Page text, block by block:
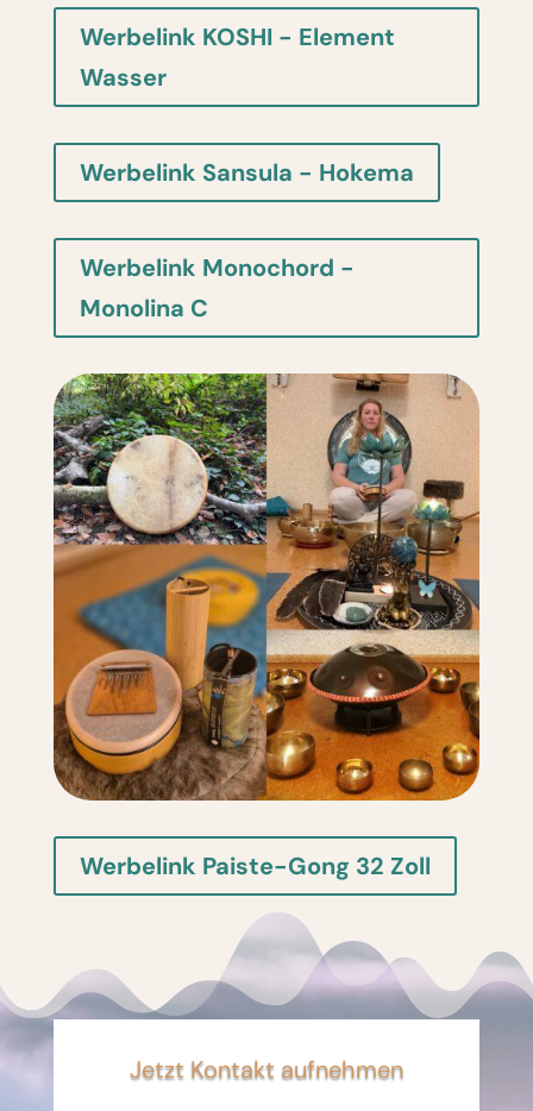
Werbelink KOSHI - Element
Wasser
Werbelink Sansula - Hokema
Werbelink Monochord -
Monolina C
Werbelink Paiste-Gong 32 Zoll
Jetzt Kontakt aufnehmen